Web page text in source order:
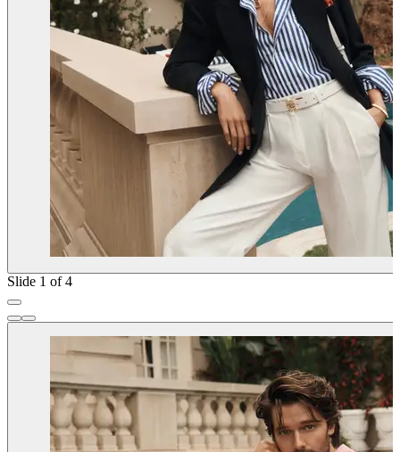
Slide 1 of 4